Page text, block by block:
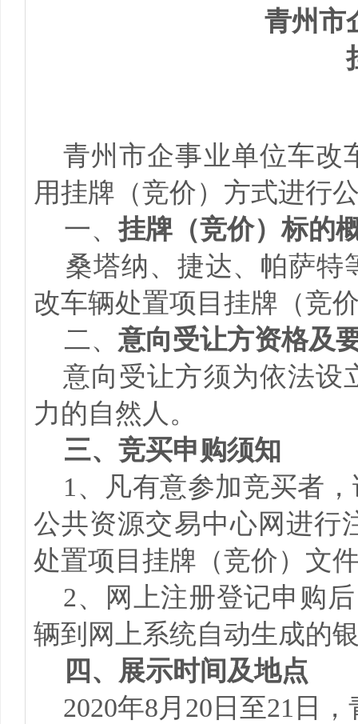
青州市
青州市企事业单位车改
用挂牌（竞价）方式进行
一、挂牌（竞价）标的
桑塔纳、捷达、帕萨特
改车辆处置项目挂牌（竞
二、 意向受让方资格及
意向受让方须为依法设
力的自然人。
三、竞买申购须知
1、凡有意参加竞买者
公共资源交易中心网进行
处置项目挂牌（竞价）文
2、网上注册登记申购
辆到网上系统自动生成的
四、展示时间及地点
2020年8月20日至21日